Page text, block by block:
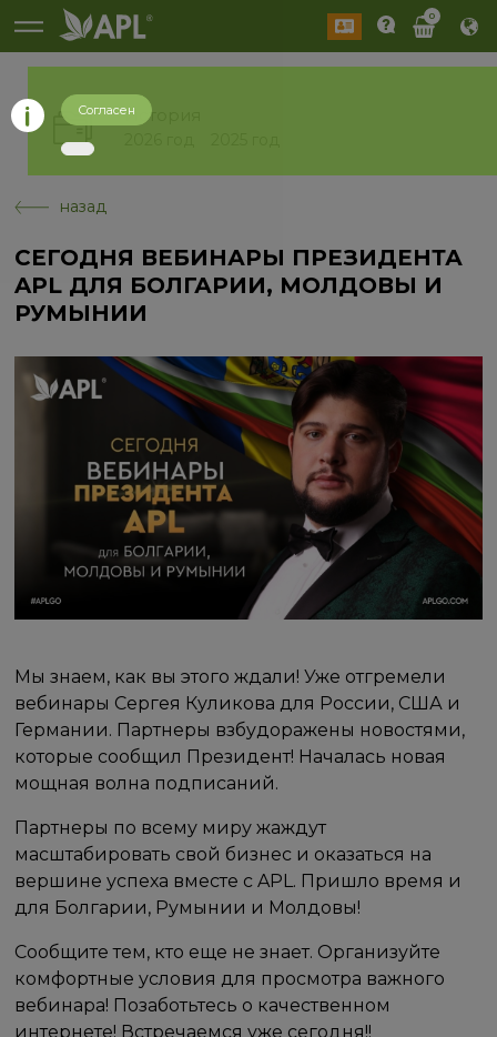
0
История
назад
СЕГОДНЯ ВЕБИНАРЫ ПРЕЗИДЕНТА
APL ДЛЯ БОЛГАРИИ, МОЛДОВЫ И
РУМЫНИИ
Мы знаем, как вы этого ждали! Уже отгремели
вебинары Сергея Куликова для России, США и
Германии. Партнеры взбудоражены новостями,
которые сообщил Президент! Началась новая
мощная волна подписаний.
Партнеры по всему миру жаждут
масштабировать свой бизнес и оказаться на
вершине успеха вместе с APL. Пришло время и
для Болгарии, Румынии и Молдовы!
Сообщите тем, кто еще не знает. Организуйте
комфортные условия для просмотра важного
вебинара! Позаботьтесь о качественном
интернете! Встречаемся уже сегодня!!
Согласен